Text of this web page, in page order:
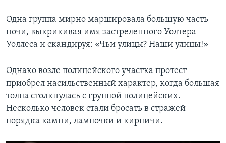
Одна группа мирно маршировала большую часть
ночи, выкрикивая имя застреленного Уолтера
Уоллеса и скандируя: «Чьи улицы? Наши улицы!»
Однако возле полицейского участка протест
приобрел насильственный характер, когда большая
толпа столкнулась с группой полицейских.
Несколько человек стали бросать в стражей
порядка камни, лампочки и кирпичи.